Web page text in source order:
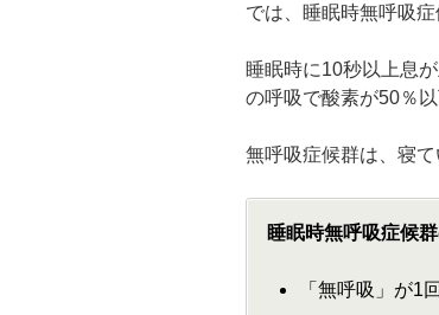
では、睡眠時無呼吸
睡眠時に10秒以上息
の呼吸で酸素が50％
無呼吸症候群は、寝
睡眠時無呼吸症候群
「無呼吸」が1